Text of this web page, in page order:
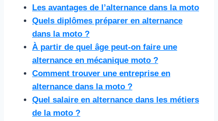
Les avantages de l’alternance dans la moto
Quels diplômes préparer en alternance
dans la moto ?
À partir de quel âge peut-on faire une
alternance en mécanique moto ?
Comment trouver une entreprise en
alternance dans la moto ?
Quel salaire en alternance dans les métiers
de la moto ?